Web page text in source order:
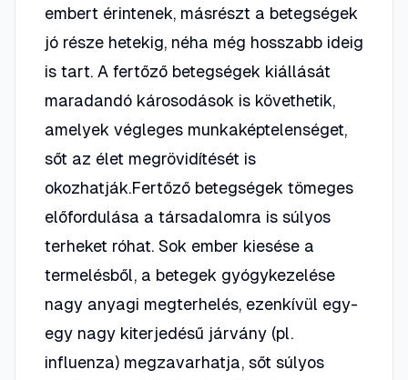
embert érintenek, másrészt a betegségek
jó része hetekig, néha még hosszabb ideig
is tart. A fertőző betegségek kiállását
maradandó károsodások is követhetik,
amelyek végleges munkaképtelenséget,
sőt az élet megrövidítését is
okozhatják.Fertőző betegségek tömeges
előfordulása a társadalomra is súlyos
terheket róhat. Sok ember kiesése a
termelésből, a betegek gyógykezelése
nagy anyagi megterhelés, ezenkívül egy-
egy nagy kiterjedésű járvány (pl.
influenza) megzavarhatja, sőt súlyos